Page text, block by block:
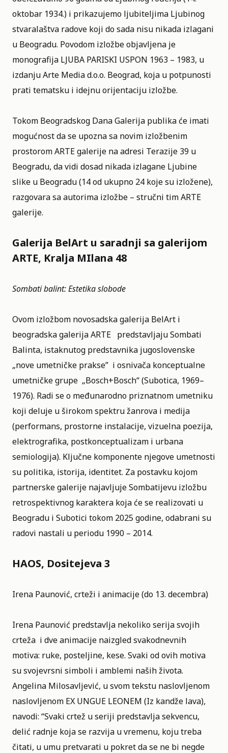
oktobar 1934.) i prikazujemo ljubiteljima Ljubinog
stvaralaštva radove koji do sada nisu nikada izlagani
u Beogradu. Povodom izložbe objavljena je
monografija LJUBA PARISKI USPON 1963 – 1983, u
izdanju Arte Media d.o.o. Beograd, koja u potpunosti
prati tematsku i idejnu orijentaciju izložbe.
Tokom Beogradskog Dana Galerija publika će imati
mogućnost da se upozna sa novim izložbenim
prostorom ARTE galerije na adresi Terazije 39 u
Beogradu, da vidi dosad nikada izlagane Ljubine
slike u Beogradu (14 od ukupno 24 koje su izložene),
razgovara sa autorima izložbe – stručni tim ARTE
galerije.
Galerija BelArt u saradnji sa galerijom
ARTE, Kralja MIlana 48
Sombati balint: Estetika slobode
Ovom izložbom novosadska galerija BelArt i
beogradska galerija ARTE predstavljaju Sombati
Balinta, istaknutog predstavnika jugoslovenske
„nove umetničke prakse” i osnivača konceptualne
umetničke grupe „Bosch+Bosch“ (Subotica, 1969–
1976). Radi se o međunarodno priznatnom umetniku
koji deluje u širokom spektru žanrova i medija
(performans, prostorne instalacije, vizuelna poezija,
elektrografika, postkonceptualizam i urbana
semiologija). Ključne komponente njegove umetnosti
su politika, istorija, identitet. Za postavku kojom
partnerske galerije najavljuje Sombatijevu izložbu
retrospektivnog karaktera koja će se realizovati u
Beogradu i Subotici tokom 2025 godine, odabrani su
radovi nastali u periodu 1990 – 2014.
HAOS, Dositejeva 3
Irena Paunović, crteži i animacije (do 13. decembra)
Irena Paunović predstavlja nekoliko serija svojih
crteža i dve animacije naizgled svakodnevnih
motiva: ruke, posteljine, kese. Svaki od ovih motiva
su svojevrsni simboli i amblemi naših života.
Angelina Milosavljević, u svom tekstu naslovljenom
naslovljenom EX UNGUE LEONEM (Iz kandže lava),
navodi: “Svaki crtež u seriji predstavlja sekvencu,
delić radnje koja se razvija u vremenu, koju treba
čitati, u umu pretvarati u pokret da se ne bi negde